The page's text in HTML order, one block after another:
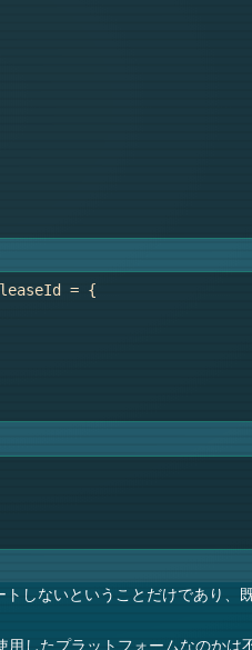
= {
トしないということだけであり、
したプラットフォームなのかは